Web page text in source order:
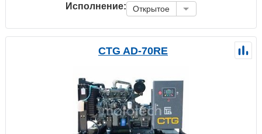
Исполнение: Открытое
CTG AD-70RE